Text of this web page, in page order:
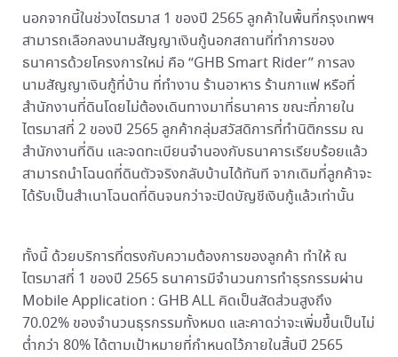
นอกจากนี้ในช่วงไตรมาส 1 ของปี 2565 ลูกค้าในพื้นที่กรุงเทพฯ
สามารถเลือกลงนามสัญญาเงินกู้นอกสถานที่ทำการของ
ธนาคารด้วยโครงการใหม่ คือ “GHB Smart Rider” การลง
นามสัญญาเงินกู้ที่บ้าน ที่ทำงาน ร้านอาหาร ร้านกาแฟ หรือที่
สำนักงานที่ดินโดยไม่ต้องเดินทางมาที่ธนาคาร ขณะที่ภายใน
ไตรมาสที่ 2 ของปี 2565 ลูกค้ากลุ่มสวัสดิการที่ทำนิติกรรม ณ
สำนักงานที่ดิน และจดทะเบียนจำนองกับธนาคารเรียบร้อยแล้ว
สามารถนำโฉนดที่ดินตัวจริงกลับบ้านได้ทันที จากเดิมที่ลูกค้าจะ
ได้รับเป็นสำเนาโฉนดที่ดินจนกว่าจะปิดบัญชีเงินกู้แล้วเท่านั้น
ทั้งนี้ ด้วยบริการที่ตรงกับความต้องการของลูกค้า ทำให้ ณ
ไตรมาสที่ 1 ของปี 2565 ธนาคารมีจำนวนการทำธุรกรรมผ่าน
Mobile Application : GHB ALL คิดเป็นสัดส่วนสูงถึง
70.02% ของจำนวนธุรกรรมทั้งหมด และคาดว่าจะเพิ่มขึ้นเป็นไม่
ต่ำกว่า 80% ได้ตามเป้าหมายที่กำหนดไว้ภายในสิ้นปี 2565